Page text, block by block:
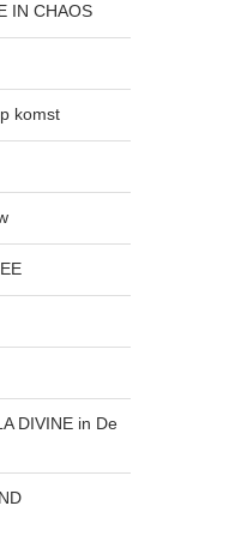
IN CHAOS
komst
DIVINE in De